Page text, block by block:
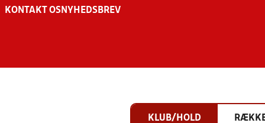
KONTAKT OS NYHEDSBREV
KLUB/HOLD